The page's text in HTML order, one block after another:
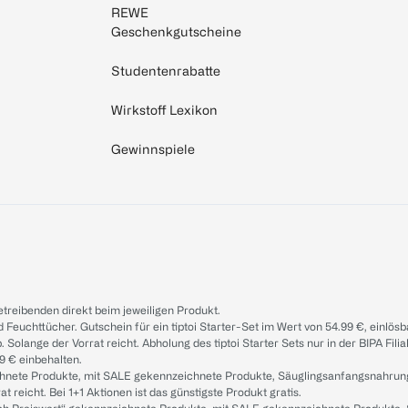
REWE
Geschenkgutscheine
Studentenrabatte
Wirkstoff Lexikon
Gewinnspiele
direkt beim jeweiligen Produkt.
Feuchttücher. Gutschein für ein tiptoi Starter-Set im Wert von 54.99 €,
der Vorrat reicht. Abholung des tiptoi Starter Sets nur in der BIPA
€ einbehalten.
Produkte, mit SALE gekennzeichnete Produkte,
reicht. Bei 1+1 Aktionen ist das günstigste Produkt gratis.